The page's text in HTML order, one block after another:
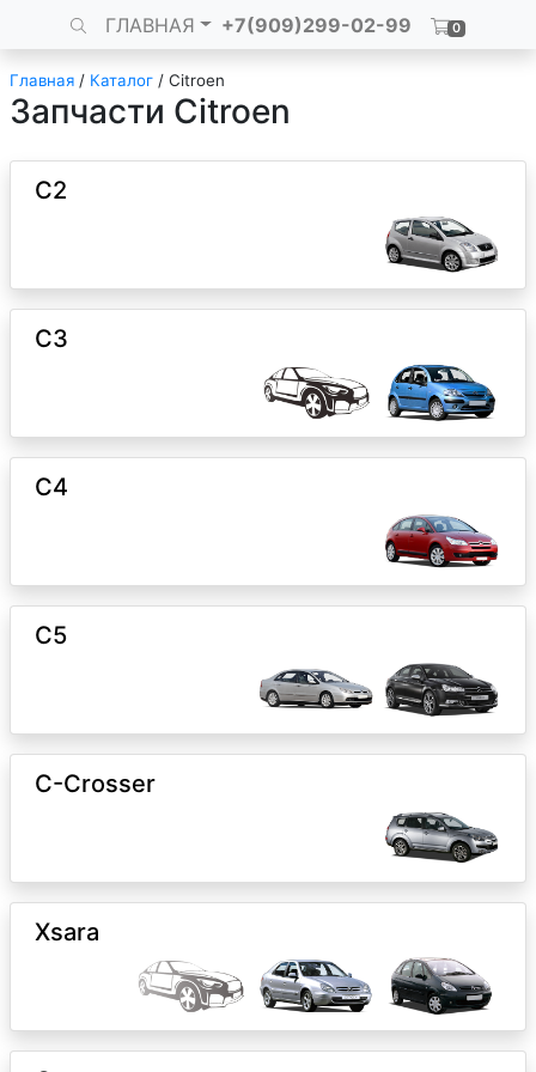
ГЛАВНАЯ +7(909)299-02-99 0
Главная / Каталог / Citroen
Запчасти Citroen
C2
C3
C4
C5
C-Crosser
Xsara